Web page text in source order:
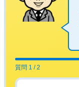
質問 1 / 2